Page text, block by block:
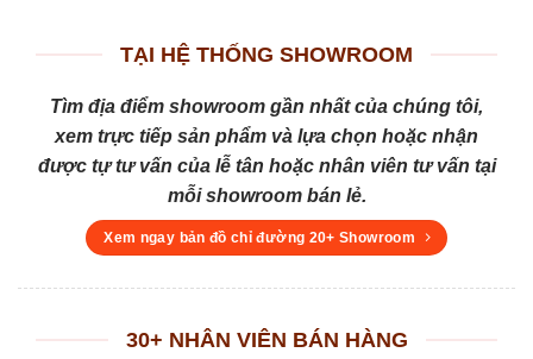
TẠI HỆ THỐNG SHOWROOM
Tìm địa điểm showroom gần nhất của chúng tôi,
xem trực tiếp sản phẩm và lựa chọn hoặc nhận
được tự tư vấn của lễ tân hoặc nhân viên tư vấn tại
mỗi showroom bán lẻ.
Xem ngay bản đồ chỉ đường 20+ Showroom
30+ NHÂN VIÊN BÁN HÀNG